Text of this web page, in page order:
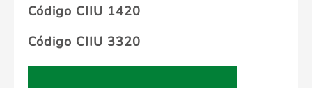
Código CIIU 1420
Código CIIU 3320